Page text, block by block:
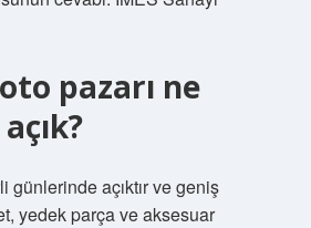
pazarı ne
günlerinde açıktır ve geniş
yedek parça ve aksesuar